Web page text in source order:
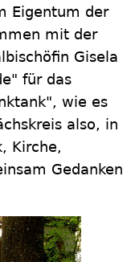
Eigentum der
mit der
Gisela
für das
wie es
also, in
Kirche,
Gedanken